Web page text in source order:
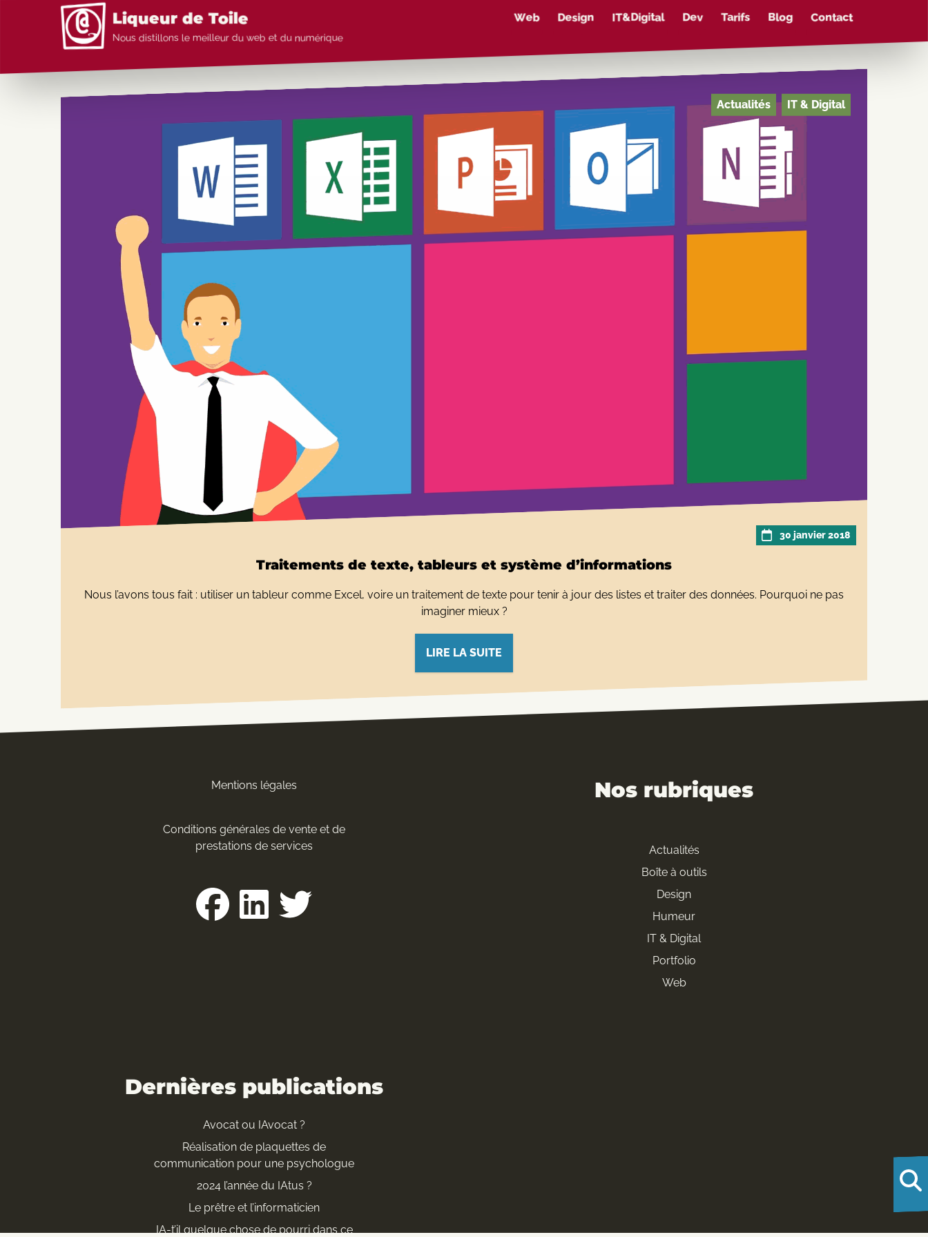
Aller au contenu
Liqueur de Toile
Nous distillons le meilleur du web et du numérique
Web Design IT&Digital Dev Tarifs Blog Contact
Actualités IT & Digital
30 janvier 2018
Traitements de texte, tableurs et système d’informations
Nous l’avons tous fait : utiliser un tableur comme Excel, voire un traitement de texte pour tenir à jour des listes et traiter des données. Pourquoi ne pas
imaginer mieux ?
LIRE LA SUITE
Mentions légales
Conditions générales de vente et de
prestations de services
Nos rubriques
Actualités
Boîte à outils
Design
Humeur
IT & Digital
Portfolio
Web
Dernières publications
Avocat ou IAvocat ?
Réalisation de plaquettes de
communication pour une psychologue
2024 l’année du IAtus ?
Le prêtre et l’informaticien
IA-t’il quelque chose de pourri dans ce